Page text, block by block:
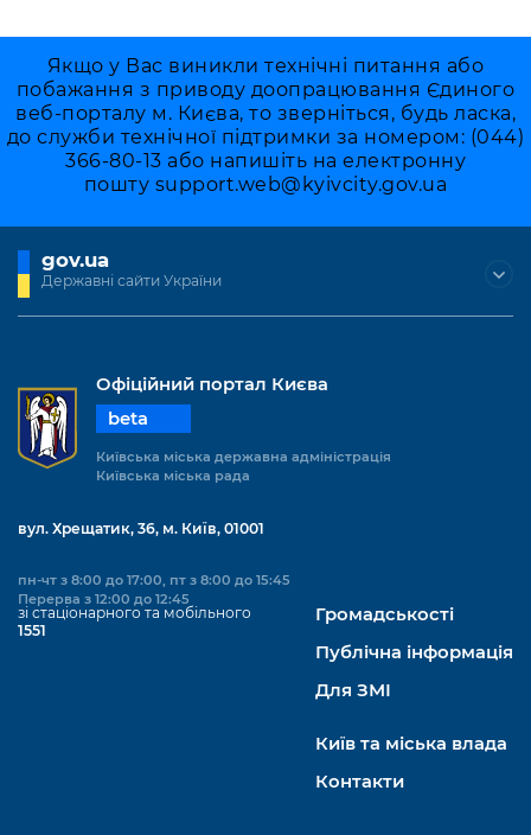
Якщо у Вас виникли технічні питання або
побажання з приводу доопрацювання Єдиного
веб-порталу м. Києва, то зверніться, будь ласка,
до служби технічної підтримки за номером: (044)
366-80-13 або напишіть на електронну
пошту support.web@kyivcity.gov.ua
gov.ua
Державні сайти України
Офіційний портал Києва
beta
Київська міська державна адміністрація
Київська міська рада
вул. Хрещатик, 36, м. Київ, 01001
пн-чт з 8:00 до 17:00, пт з 8:00 до 15:45
Перерва з 12:00 до 12:45
зі стаціонарного та мобільного
1551
Громадськості
Публічна інформація
Для ЗМІ
Київ та міська влада
Контакти